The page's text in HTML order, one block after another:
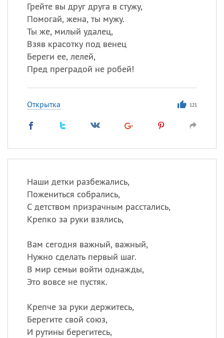
Грейте вы друг друга в стужу,
Помогай, жена, ты мужу.
Ты же, милый удалец,
Взяв красотку под венец
Береги ее, лелей,
Пред преградой не робей!
Открытка 121
Наши детки разбежались,
Пожениться собрались,
С детством призрачным расстались,
Крепко за руки взялись,
Вам сегодня важный, важный,
Нужно сделать первый шаг.
В мир семьи войти однажды,
Это вовсе не пустяк.
Крепче за руки держитесь,
Берегите свой союз,
И рутины берегитесь,